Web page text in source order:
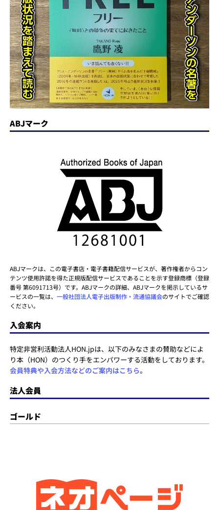
ABJマーク
ABJマークは、この電子書店・電子書籍配信サービスが、著作権者からコン
テンツ使用許諾を得た正規版配信サービスであることを示す登録商標（登録
番号 第6091713号）です。ABJマークの詳細、ABJマークを掲示しているサ
ービスの一覧は、 一般社団法人電子出版制作・流通協議会のサイトでご確認
ください。
入会案内
特定非営利活動法人HON.jpは、以下のみなさまの賛助などによ
り本（HON）のつくり手をエンパワーする活動をしております。
会員特典や入会方法などのご案内はこちら。
法人会員
ゴールド